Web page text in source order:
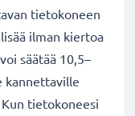
tietokoneen
ilman kiertoa
säätää 10,5–
kannettaville
tietokoneesi